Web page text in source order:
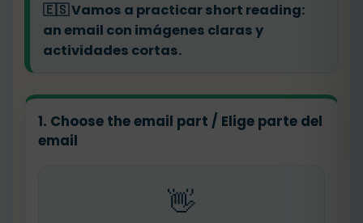
🇪🇸Vamos a practicar short reading:
an email con imágenes claras y
actividades cortas.
1. Choose the email part / Elige parte del
email
👋